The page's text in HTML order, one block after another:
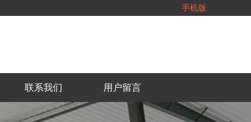
手机版
联系我们 用户留言